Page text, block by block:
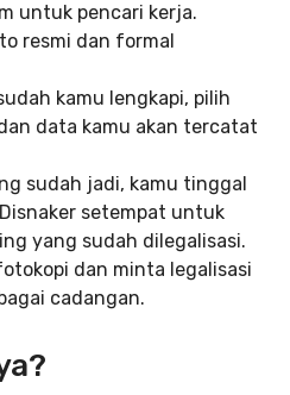
untuk pencari kerja.
resmi dan formal
kamu lengkapi, pilih
dan data kamu akan tercatat
sudah jadi, kamu tinggal
setempat untuk
yang sudah dilegalisasi.
dan minta legalisasi
cadangan.